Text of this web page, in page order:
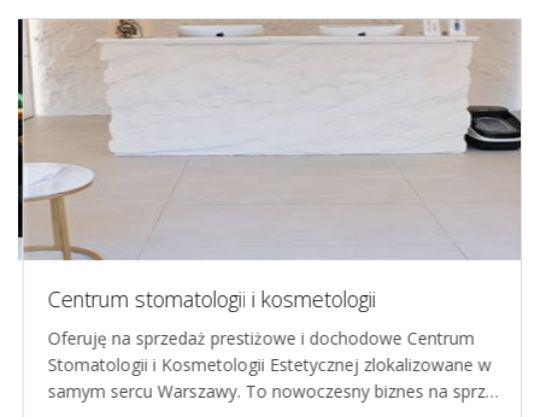
Centrum stomatologii i kosmetologii
Oferuję na sprzedaż prestiżowe i dochodowe Centrum
Stomatologii i Kosmetologii Estetycznej zlokalizowane w
samym sercu Warszawy. To nowoczesny biznes na sprz…